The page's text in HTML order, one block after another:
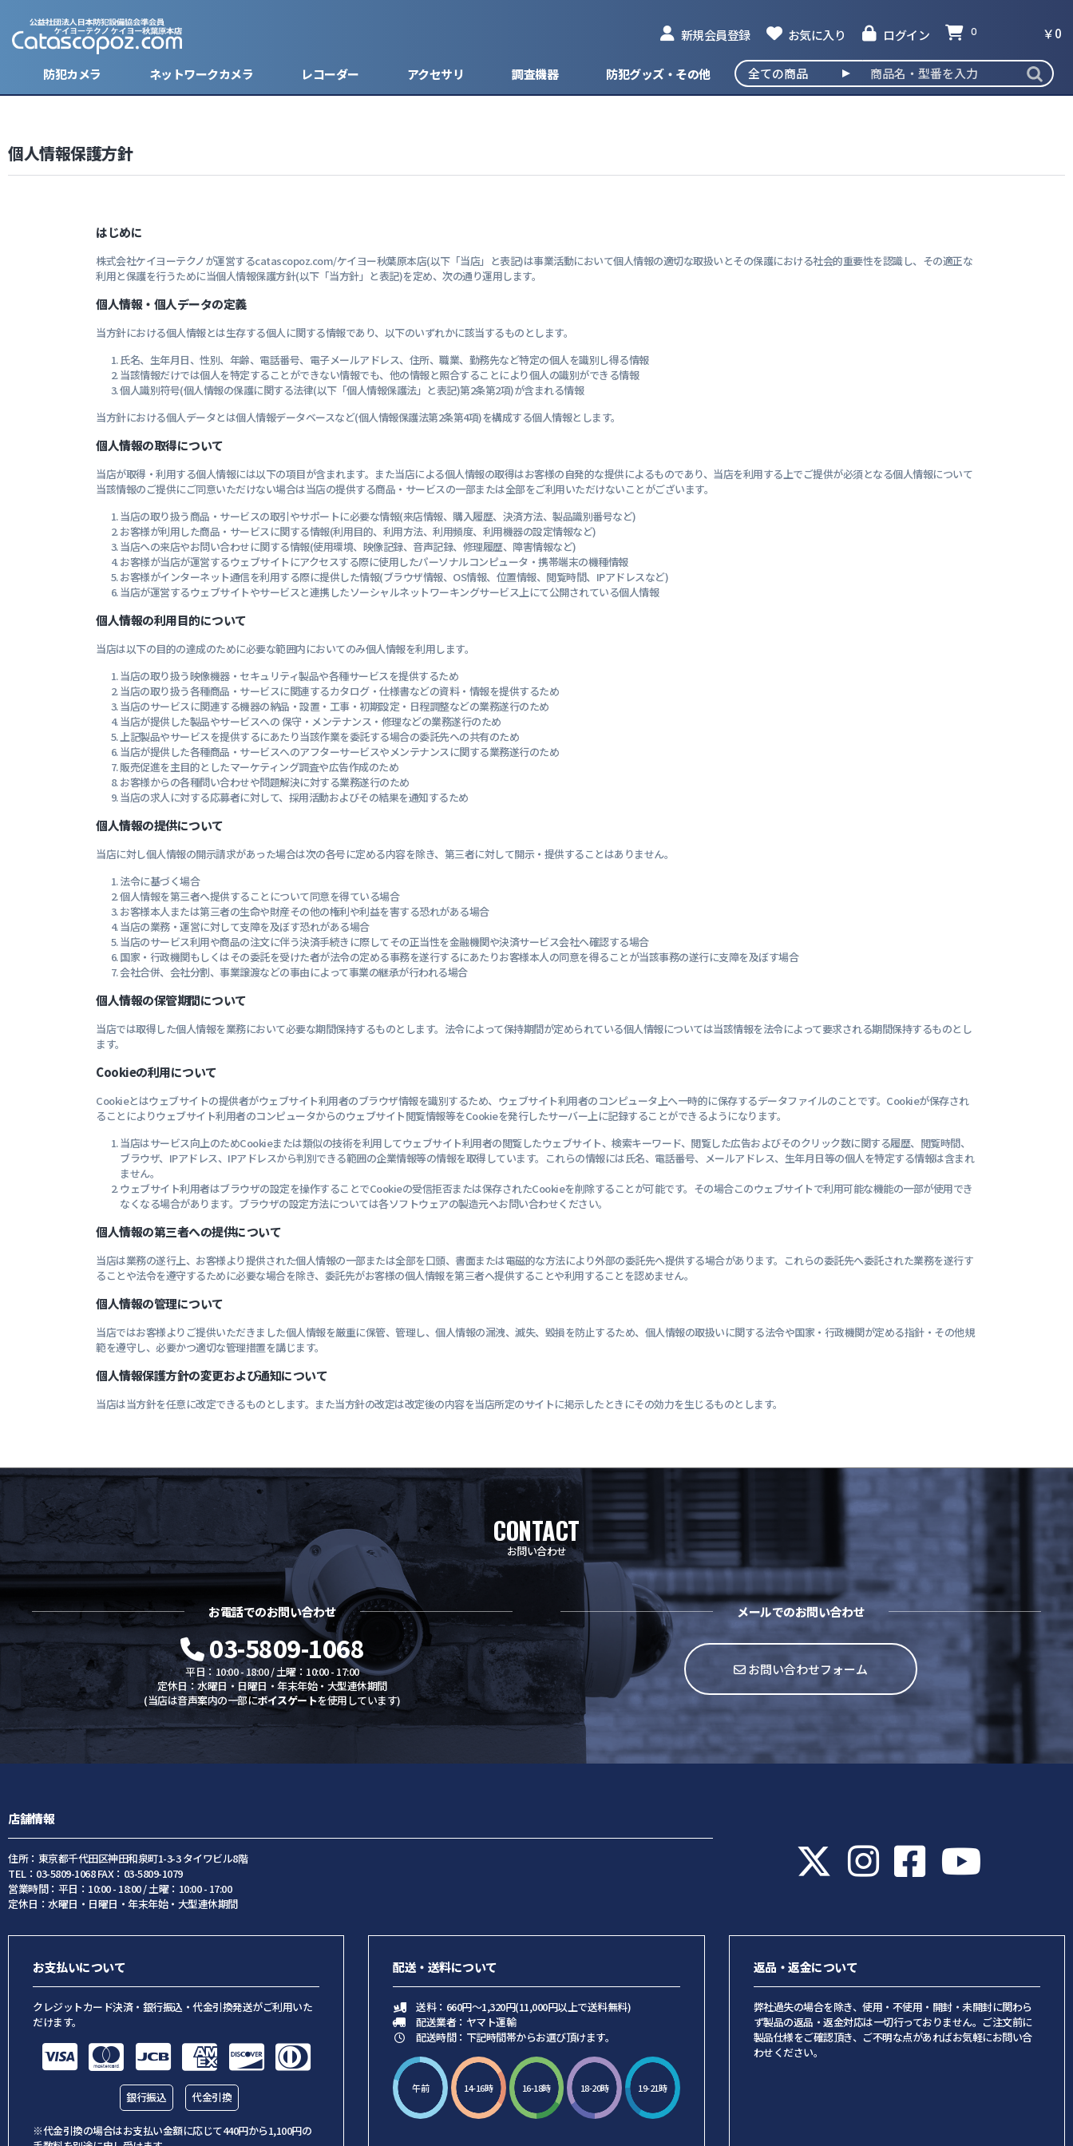
新規会員登録 お気に入り ログイン 0 ￥0
防犯カメラ
バレット型防犯カメラ
小型防犯カメラ
HD-TVI
ネットワークカメラ
バレット型ネットワークカメラ
防犯カメラ
レコーダー
ハードディスクレコーダー
1台 - 4台入力
アクセサリ
ケーブル
レンズ
分割器・分配器
ネットワーク機器
ケーブル
調査機器
キーレス型カメラ
腕時計型カメラ
小型カメラ
ピンコンタクトマイクモデル
盗撮発見器
防犯グッズ・その他
防犯ステッカー
個人情報保護方針
はじめに
株式会社ケイヨーテクノが運営するcatascopoz.com/ケイヨー秋葉原本店(以下「当店」と表記)は事業活動において個人情報の適切な取扱いとその保護における社会的重要性を認識し、その適正な
利用と保護を行うために当個人情報保護方針(以下「当方針」と表記)を定め、次の通り運用します。
個人情報・個人データの定義
当方針における個人情報とは生存する個人に関する情報であり、以下のいずれかに該当するものとします。
氏名、生年月日、性別、年齢、電話番号、電子メールアドレス、住所、職業、勤務先など特定の個人を識別し得る情報
当該情報だけでは個人を特定することができない情報でも、他の情報と照合することにより個人の識別ができる情報
個人識別符号(個人情報の保護に関する法律(以下「個人情報保護法」と表記)第2条第2項)が含まれる情報
当方針における個人データとは個人情報データベースなど(個人情報保護法第2条第4項)を構成する個人情報とします。
個人情報の取得について
当店が取得・利用する個人情報には以下の項目が含まれます。また当店による個人情報の取得はお客様の自発的な提供によるものであり、当店を利用する上でご提供が必須となる個人情報について
当該情報のご提供にご同意いただけない場合は当店の提供する商品・サービスの一部または全部をご利用いただけないことがございます。
当店の取り扱う商品・サービスの取引やサポートに必要な情報(来店情報、購入履歴、決済方法、製品識別番号など)
お客様が利用した商品・サービスに関する情報(利用目的、利用方法、利用頻度、利用機器の設定情報など)
当店への来店やお問い合わせに関する情報(使用環境、映像記録、音声記録、修理履歴、障害情報など)
お客様が当店が運営するウェブサイトにアクセスする際に使用したパーソナルコンピュータ・携帯端末の機種情報
お客様がインターネット通信を利用する際に提供した情報(ブラウザ情報、OS情報、位置情報、閲覧時間、IPアドレスなど)
当店が運営するウェブサイトやサービスと連携したソーシャルネットワーキングサービス上にて公開されている個人情報
個人情報の利用目的について
当店は以下の目的の達成のために必要な範囲内においてのみ個人情報を利用します。
当店の取り扱う映像機器・セキュリティ製品や各種サービスを提供するため
当店の取り扱う各種商品・サービスに関連するカタログ・仕様書などの資料・情報を提供するため
当店のサービスに関連する機器の納品・設置・工事・初期設定・日程調整などの業務遂行のため
当店が提供した製品やサービスへの 保守・メンテナンス・修理などの業務遂行のため
上記製品やサービスを提供するにあたり当該作業を委託する場合の委託先への共有のため
当店が提供した各種商品・サービスへのアフターサービスやメンテナンスに関する業務遂行のため
販売促進を主目的としたマーケティング調査や広告作成のため
お客様からの各種問い合わせや問題解決に対する業務遂行のため
当店の求人に対する応募者に対して、採用活動およびその結果を通知するため
個人情報の提供について
当店に対し個人情報の開示請求があった場合は次の各号に定める内容を除き、第三者に対して開示・提供することはありません。
法令に基づく場合
個人情報を第三者へ提供することについて同意を得ている場合
お客様本人または第三者の生命や財産その他の権利や利益を害する恐れがある場合
当店の業務・運営に対して支障を及ぼす恐れがある場合
当店のサービス利用や商品の注文に伴う決済手続きに際してその正当性を金融機関や決済サービス会社へ確認する場合
国家・行政機関もしくはその委託を受けた者が法令の定める事務を遂行するにあたりお客様本人の同意を得ることが当該事務の遂行に支障を及ぼす場合
会社合併、会社分割、事業譲渡などの事由によって事業の継承が行われる場合
個人情報の保管期間について
当店では取得した個人情報を業務において必要な期間保持するものとします。法令によって保持期間が定められている個人情報については当該情報を法令によって要求される期間保持するものとし
ます。
Cookieの利用について
Cookieとはウェブサイトの提供者がウェブサイト利用者のブラウザ情報を識別するため、ウェブサイト利用者のコンピュータ上へ一時的に保存するデータファイルのことです。Cookieが保存され
ることによりウェブサイト利用者のコンピュータからのウェブサイト閲覧情報等をCookieを発行したサーバー上に記録することができるようになります。
当店はサービス向上のためCookieまたは類似の技術を利用してウェブサイト利用者の閲覧したウェブサイト、検索キーワード、閲覧した広告およびそのクリック数に関する履歴、閲覧時間、
ブラウザ、IPアドレス、IPアドレスから判別できる範囲の企業情報等の情報を取得しています。これらの情報には氏名、電話番号、メールアドレス、生年月日等の個人を特定する情報は含まれ
ません。
ウェブサイト利用者はブラウザの設定を操作することでCookieの受信拒否または保存されたCookieを削除することが可能です。その場合このウェブサイトで利用可能な機能の一部が使用でき
なくなる場合があります。ブラウザの設定方法については各ソフトウェアの製造元へお問い合わせください。
個人情報の第三者への提供について
当店は業務の遂行上、お客様より提供された個人情報の一部または全部を口頭、書面または電磁的な方法により外部の委託先へ提供する場合があります。これらの委託先へ委託された業務を遂行す
ることや法令を遵守するために必要な場合を除き、委託先がお客様の個人情報を第三者へ提供することや利用することを認めません。
個人情報の管理について
当店ではお客様よりご提供いただきました個人情報を厳重に保管、管理し、個人情報の漏洩、滅失、毀損を防止するため、個人情報の取扱いに関する法令や国家・行政機関が定める指針・その他規
範を遵守し、必要かつ適切な管理措置を講じます。
個人情報保護方針の変更および通知について
当店は当方針を任意に改定できるものとします。また当方針の改定は改定後の内容を当店所定のサイトに掲示したときにその効力を生じるものとします。
CONTACT
お問い合わせ
お電話でのお問い合わせ
03-5809-1068
平日：10:00 - 18:00 / 土曜：10:00 - 17:00
定休日：水曜日・日曜日・年末年始・大型連休期間
(当店は音声案内の一部にボイスゲートを使用しています)
メールでのお問い合わせ
お問い合わせフォーム
店舗情報
住所：東京都千代田区神田和泉町1-3-3 タイワビル8階
TEL：03-5809-1068 FAX：03-5809-1079
営業時間：平日：10:00 - 18:00 / 土曜：10:00 - 17:00
定休日：水曜日・日曜日・年末年始・大型連休期間
お支払いについて
クレジットカード決済・銀行振込・代金引換発送がご利用いた
だけます。
銀行振込 代金引換
※代金引換の場合はお支払い金額に応じて440円から1,100円の
配送・送料について
送料：660円～1,320円(11,000円以上で送料無料)
配送業者：ヤマト運輸
配送時間：下記時間帯からお選び頂けます。
午前 14-16時 16-18時 18-20時 19-21時
返品・返金について
弊社過失の場合を除き、使用・不使用・開封・未開封に関わら
ず製品の返品・返金対応は一切行っておりません。ご注文前に
製品仕様をご確認頂き、ご不明な点があればお気軽にお問い合
わせください。